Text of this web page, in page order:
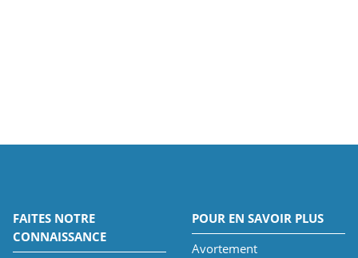
FAITES NOTRE
CONNAISSANCE
POUR EN SAVOIR PLUS
Avortement